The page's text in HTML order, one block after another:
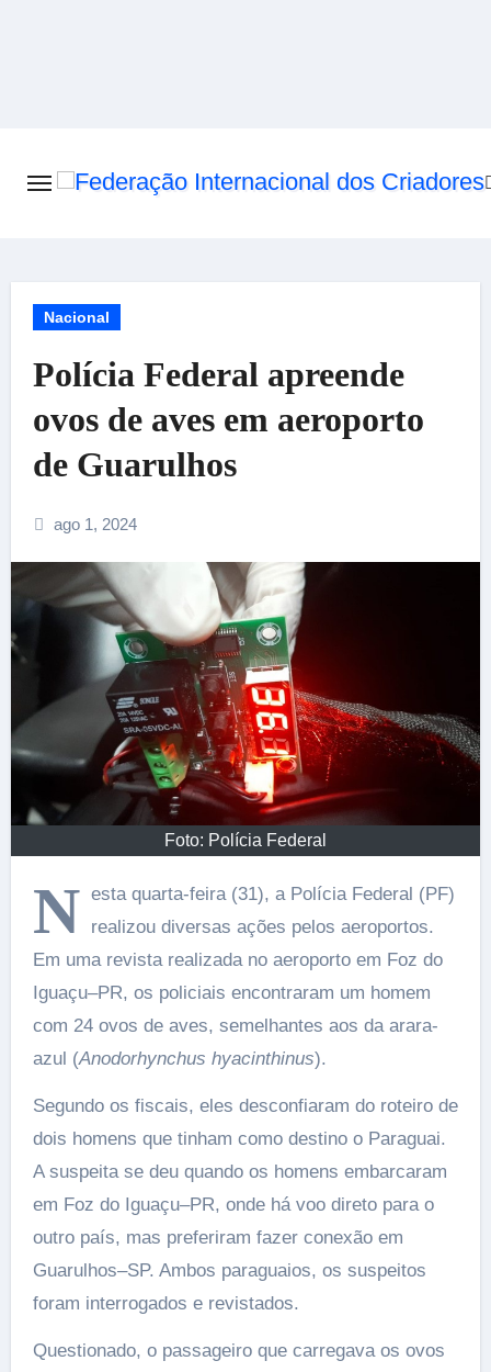
Nacional
Polícia Federal apreende
ovos de aves em aeroporto
de Guarulhos
ago 1, 2024
Foto: Polícia Federal
N esta quarta-feira (31), a Polícia Federal (PF)
realizou diversas ações pelos aeroportos.
Em uma revista realizada no aeroporto em Foz do
Iguaçu–PR, os policiais encontraram um homem
com 24 ovos de aves, semelhantes aos da arara-
azul (Anodorhynchus hyacinthinus).
Segundo os fiscais, eles desconfiaram do roteiro de
dois homens que tinham como destino o Paraguai.
A suspeita se deu quando os homens embarcaram
em Foz do Iguaçu–PR, onde há voo direto para o
outro país, mas preferiram fazer conexão em
Guarulhos–SP. Ambos paraguaios, os suspeitos
foram interrogados e revistados.
Questionado, o passageiro que carregava os ovos